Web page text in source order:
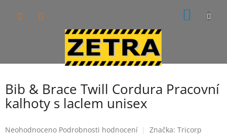
Bib & Brace Twill Cordura Pracovní
kalhoty s laclem unisex
Průměrné
Neohodnoceno Podrobnosti hodnocení Značka: Tricorp